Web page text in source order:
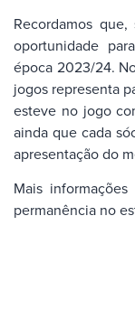
Recordamos
oportunidade
época 2023/24.
jogos representa
esteve no jogo
ainda que cada
apresentação do
Mais
permanência no